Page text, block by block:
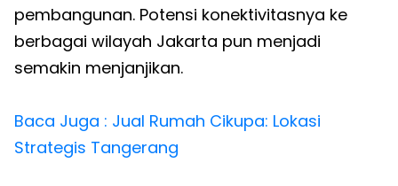
pembangunan. Potensi konektivitasnya ke
berbagai wilayah Jakarta pun menjadi
semakin menjanjikan.
Baca Juga : Jual Rumah Cikupa: Lokasi
Strategis Tangerang